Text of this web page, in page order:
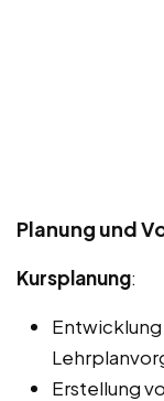
Planung und
Kursplanung:
Erstellung